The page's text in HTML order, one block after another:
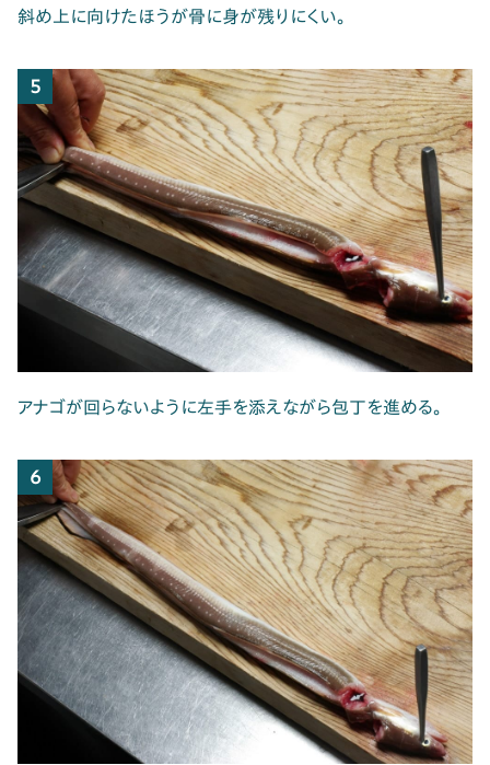
斜め上に向けたほうが骨に身が残りにくい。
5
アナゴが回らないように左手を添えながら包丁を進める。
6